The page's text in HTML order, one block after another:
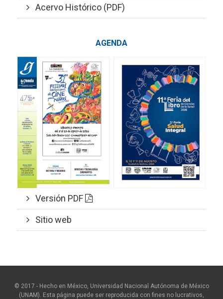
Acervo Histórico (PDF)
AGENDA
Versión PDF
Sitio web
© 2017 - Hecho en México, Universidad Nacional Autónoma de México
(UNAM). Esta página puede ser reproducida con fines no lucrativos,